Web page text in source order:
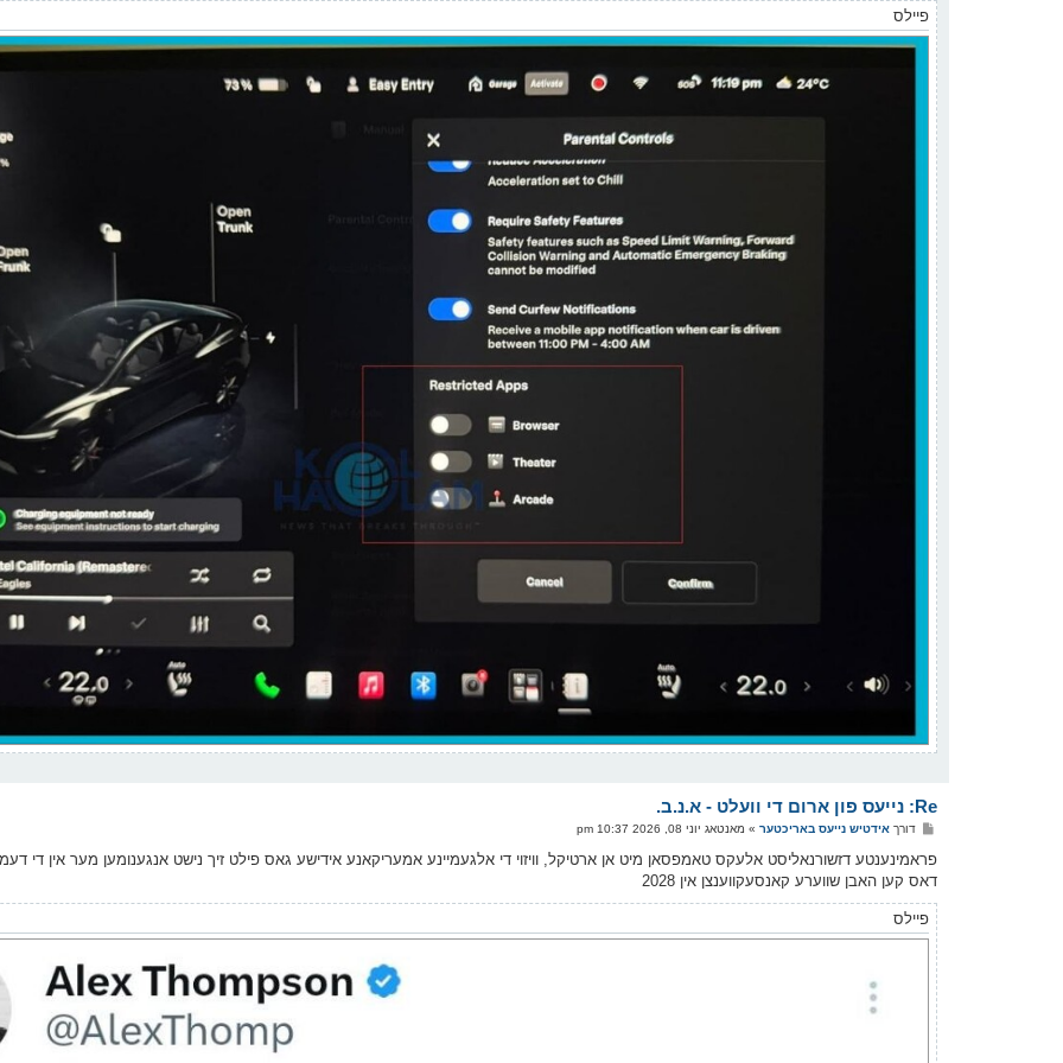
פיילס
Re: נייעס פון ארום די וועלט - א.נ.ב.
פ
ו
ט
דורך אידטיש נייעס באריכטער» מאנטאג יוני 08, 2026 10:37 pm
פראמינענטע דזשורנאליסט אלעקס טאמפסאן מיט אן ארטיקל, וויזוי די אלגעמיינע אמעריקאנע אידישע גאס פילט זיך נישט אנגענומען מער אין די
דאס קען האבן שווערע קאנסעקווענצן אין 2028
פיילס